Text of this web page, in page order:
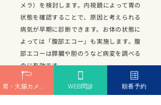
メラ）を検討します。内視鏡によって胃の
状態を確認することで、原因と考えられる
病気が早期に診断できます。お体の状態に
よっては「腹部エコー」も実施します。腹
部エコーは膵臓や胆のうなど病変を調べる
のに有効です。
検査結果に合わせて治療を行いますが、治
WEB問診 順番予約